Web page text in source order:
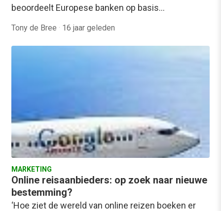
beoordeelt Europese banken op basis…
Tony de Bree · 16 jaar geleden
MARKETING
Online reisaanbieders: op zoek naar nieuwe
bestemming?
‘Hoe ziet de wereld van online reizen boeken er